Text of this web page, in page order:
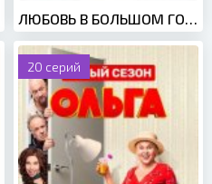
ЛЮБОВЬ В БОЛЬШОМ ГОРОДЕ 2 (2010)
20 серий